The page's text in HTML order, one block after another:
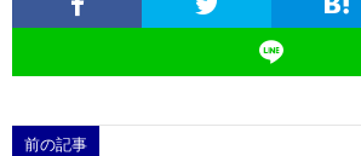
前の記事